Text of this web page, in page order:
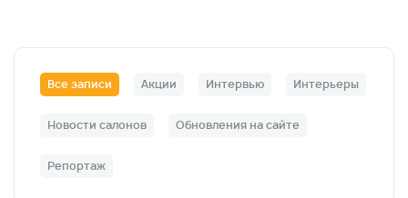
Все записи Акции Интервью Интерьеры
Новости салонов Обновления на сайте
Репортаж